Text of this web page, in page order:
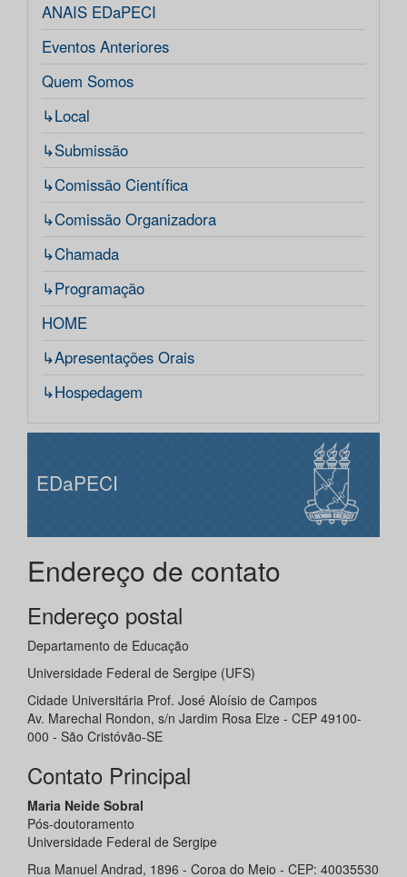
ANAIS EDaPECI
Eventos Anteriores
Quem Somos
↳Local
↳Submissão
↳Comissão Científica
↳Comissão Organizadora
↳Chamada
↳Programação
HOME
↳Apresentações Orais
↳Hospedagem
EDaPECI
Endereço de contato
Endereço postal
Departamento de Educação
Universidade Federal de Sergipe (UFS)
Cidade Universitária Prof. José Aloísio de Campos
Av. Marechal Rondon, s/n Jardim Rosa Elze - CEP 49100-
000 - São Cristóvão-SE
Contato Principal
Maria Neide Sobral
Pós-doutoramento
Universidade Federal de Sergipe
Rua Manuel Andrad, 1896 - Coroa do Meio - CEP: 40035530